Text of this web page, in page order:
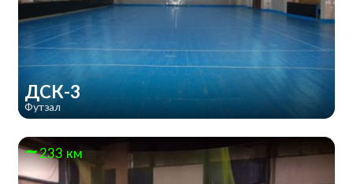
ДСК-3
Футзал
233 км